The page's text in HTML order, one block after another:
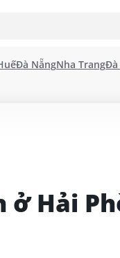
Đà NẵngNha TrangĐà
ở Hải